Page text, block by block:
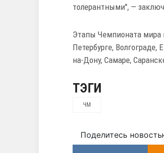
толерантными", —
Этапы Чемпионата мира
Петербурге,
на-Дону, Самаре,
ТЭГИ
ЧМ
Поделитесь